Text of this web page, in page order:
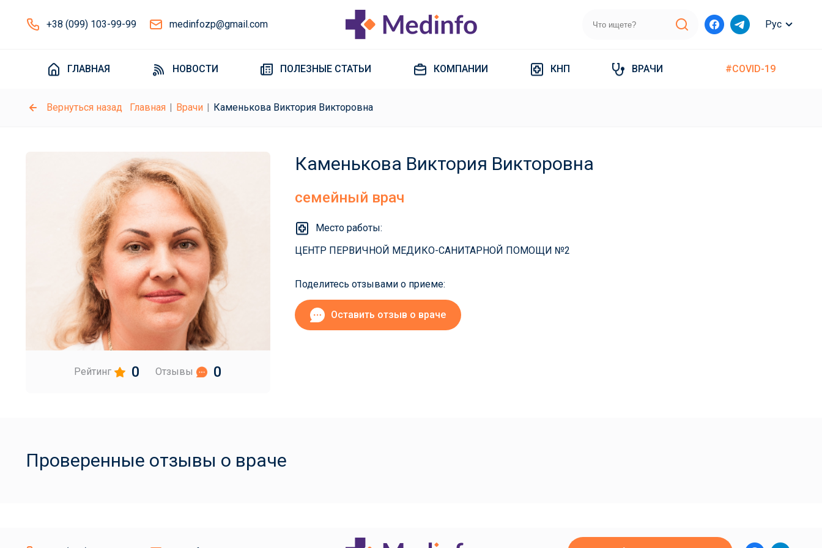
+38 (099) 103-99-99 medinfozp@gmail.com Рус
ГЛАВНАЯ НОВОСТИ ПОЛЕЗНЫЕ СТАТЬИ КОМПАНИИ КНП ВРАЧИ #COVID-19
Вернуться назад Главная Врачи Каменькова Виктория Викторовна
Рейтинг 0 Отзывы 0
Каменькова Виктория Викторовна
семейный врач
Место работы:
ЦЕНТР ПЕРВИЧНОЙ МЕДИКО-САНИТАРНОЙ ПОМОЩИ №2
Поделитесь отзывами о приеме:
Оставить отзыв о враче
Проверенные отзывы о враче